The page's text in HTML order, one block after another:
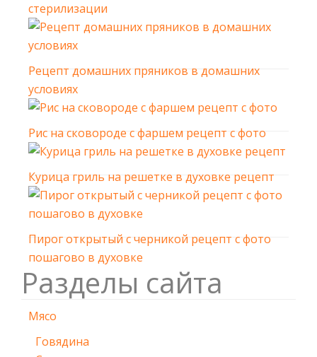
стерилизации
Рецепт домашних пряников в домашних
условиях
Рис на сковороде с фаршем рецепт с фото
Курица гриль на решетке в духовке рецепт
Пирог открытый с черникой рецепт с фото
пошагово в духовке
Разделы сайта
Мясо
Говядина